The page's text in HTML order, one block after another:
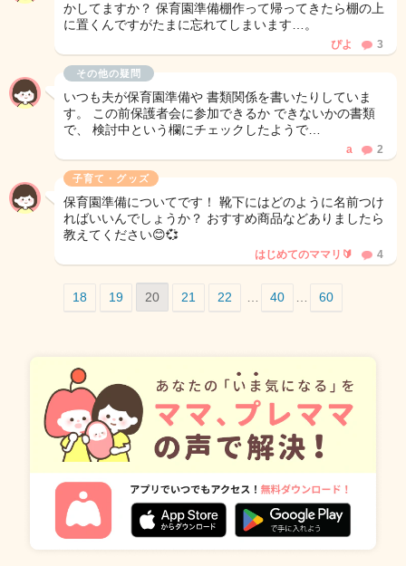
かしてますか？ 保育園準備棚作って帰ってきたら棚の上
に置くんですがたまに忘れてしまいます…。
ぴよ 3
その他の疑問
いつも夫が保育園準備や 書類関係を書いたりしていま
す。 この前保護者会に参加できるか できないかの書類
で、 検討中という欄にチェックしたようで…
a 2
子育て・グッズ
保育園準備についてです！ 靴下にはどのように名前つけ
ればいいんでしょうか？ おすすめ商品などありましたら
教えてください😊💞
はじめてのママリ🔰 4
18 19 20 21 22 40 60